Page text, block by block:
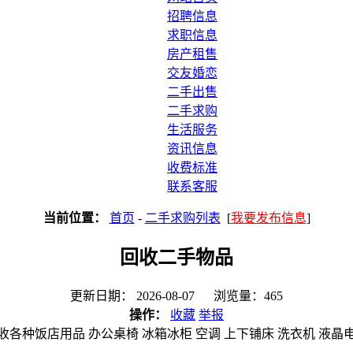
招聘信息
求职信息
房产租售
交友婚恋
二手出售
二手求购
生活服务
资讯信息
收费标准
联系客服
当前位置： 首页 - 二手求购列表 [我要发布信息]
回收二手物品
更新日期： 2026-08-07 浏览量：465
操作：
收藏 举报
各种饭店用品 办公桌椅 冰箱冰柜 空调 上下铺床 洗衣机 液晶